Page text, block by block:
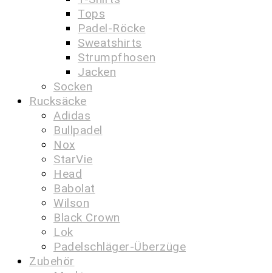
Tops
Padel-Röcke
Sweatshirts
Strumpfhosen
Jacken
Socken
Rucksäcke
Adidas
Bullpadel
Nox
StarVie
Head
Babolat
Wilson
Black Crown
Lok
Padelschläger-Überzüge
Zubehör